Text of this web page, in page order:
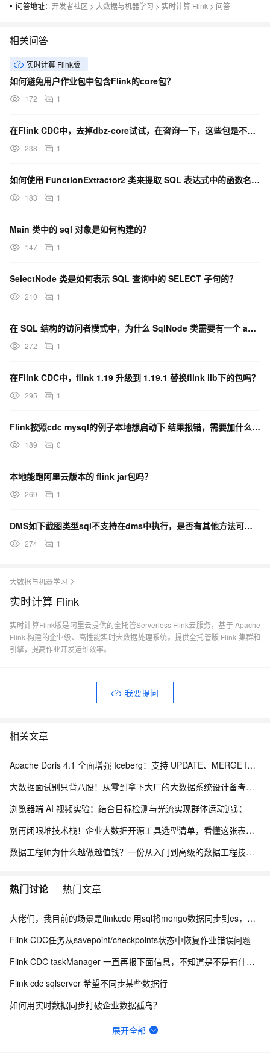
问答地址： 开发者社区 > 大数据与机器学习 > 实时计算 Flink > 问答
相关问答
实时计算 Flink版
如何避免用户作业包中包含Flink的core包？
172 1
在Flink CDC中，去掉dbz-core试试，在咨询一下，这些包是不是胖包都有，可以不需要？
238 1
如何使用 FunctionExtractor2 类来提取 SQL 表达式中的函数名称？
183 1
Main 类中的 sql 对象是如何构建的？
147 1
SelectNode 类是如何表示 SQL 查询中的 SELECT 子句的？
210 1
在 SQL 结构的访问者模式中，为什么 SqlNode 类需要有一个 accept 方法？
272 1
在Flink CDC中，flink 1.19 升级到 1.19.1 替换flink lib下的包吗？
295 1
Flink按照cdc mysql的例子本地想启动下 结果报错，需要加什么额外的包么？
189 0
本地能跑阿里云版本的 flink jar包吗？
269 1
DMS如下截图类型sql不支持在dms中执行，是否有其他方法可以转换后执行这类sql呢？
274 1
大数据与机器学习
实时计算 Flink
实时计算Flink版是阿里云提供的全托管Serverless Flink云服务，基于 Apache
Flink 构建的企业级、高性能实时大数据处理系统。提供全托管版 Flink 集群和
引擎，提高作业开发运维效率。
我要提问
相关文章
Apache Doris 4.1 全面增强 Iceberg：支持 UPDATE、MERGE INTO 与 Iceberg V3
大数据面试别只背八股！从零到拿下大厂的大数据系统设计备考路线
浏览器端 AI 视频实验：结合目标检测与光流实现群体运动追踪
别再闭眼堆技术栈！企业大数据开源工具选型清单，看懂这张表少走3年弯路
数据工程师为什么越做越值钱？一份从入门到高级的数据工程技能树、项目实战与简历升级指南
热门讨论 热门文章
大佬们，我目前的场景是flinkcdc 用sql将mongo数据同步到es，有人做过这样的场景吗？
Flink CDC任务从savepoint/checkpoints状态中恢复作业错误问题
Flink CDC taskManager 一直再报下面信息，不知道是不是有什么问题？
Flink cdc sqlserver 希望不同步某些数据行
如何用实时数据同步打破企业数据孤岛？
展开全部